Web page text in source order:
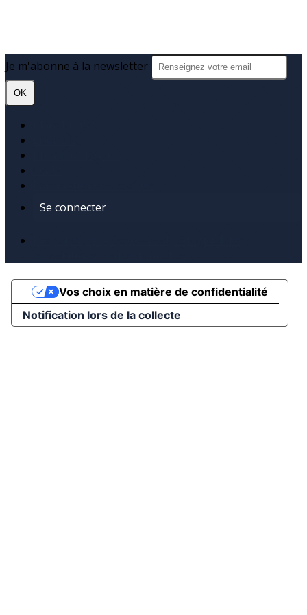
Je m'abonne à la newsletter
OK
Se connecter
Notification lors de la collecte
Vos choix en matière de confidentialité